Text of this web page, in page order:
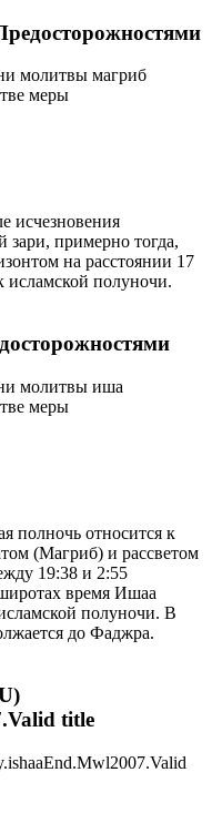
молитвы магриб
меры
исчезновения
зари, примерно тогда,
на расстоянии 17
исламской полуночи.
молитвы иша
меры
полночь относится к
(Магриб) и рассветом
19:38 и 2:55
время Ишаа
полуночи. В
до Фаджра.
title